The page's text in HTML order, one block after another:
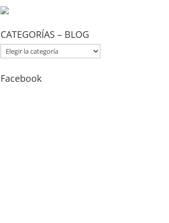
CATEGORÍAS – BLOG
CATEGORÍAS
–
BLOG
Facebook